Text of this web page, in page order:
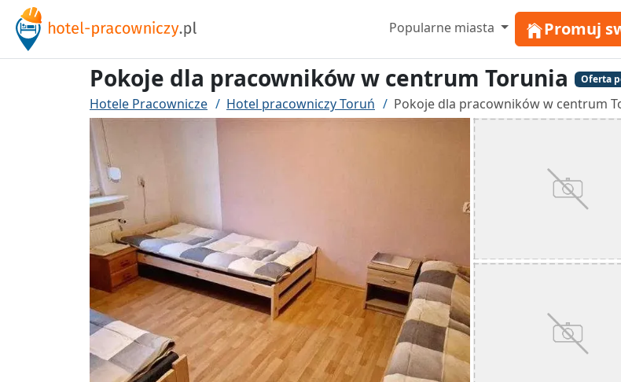
Popularne miasta Promuj
Pokoje dla pracowników w centrum Torunia Oferta
Hotele Pracownicze Hotel pracowniczy Toruń Pokoje dla pracowników w centrum